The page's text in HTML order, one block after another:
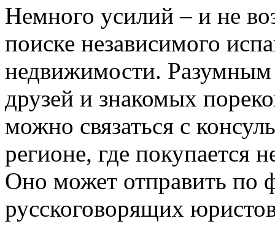
Немного усилий – и не
поиске независимого
недвижимости. Разумным
друзей и знакомых
можно связаться с
регионе, где покупается
Оно может отправить по
русскоговорящих